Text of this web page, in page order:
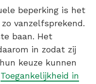
beperking is het
vanzelfsprekend.
baan. Het
in zodat zij
keuze kunnen
Toegankelijkheid in